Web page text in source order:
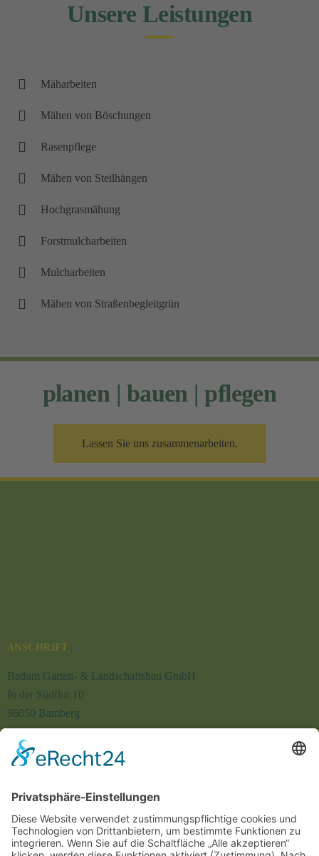
Unsere Leistungen
Mäharbeiten
Mähen von Böschungen
Rasenpflege
Mähen von Steilhängen
Hochgrasmähung
Forstmulcharbeiten
Mulcharbeiten
Mähen von Straßenbegleitgrün
planen | bauen | pflegen
Lassen Sie uns zusammenarbeiten.
ANSCHRIFT
Badum Garten- & Landschaftsbau GmbH
In der Südflur 10
96050 Bamberg
Tel.: +49 (0) 951 170 55
Fax: +49 (0) 951 121 17
NAVIGATION